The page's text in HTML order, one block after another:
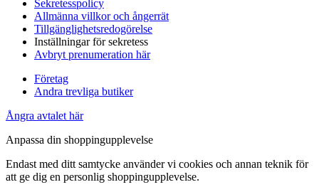
Sekretesspolicy
Allmänna villkor och ångerrät
Tillgänglighetsredogörelse
Inställningar för sekretess
Avbryt prenumeration här
Företag
Andra trevliga butiker
Ångra avtalet här
Anpassa din shoppingupplevelse
Endast med ditt samtycke använder vi cookies och annan teknik för
att ge dig en personlig shoppingupplevelse.